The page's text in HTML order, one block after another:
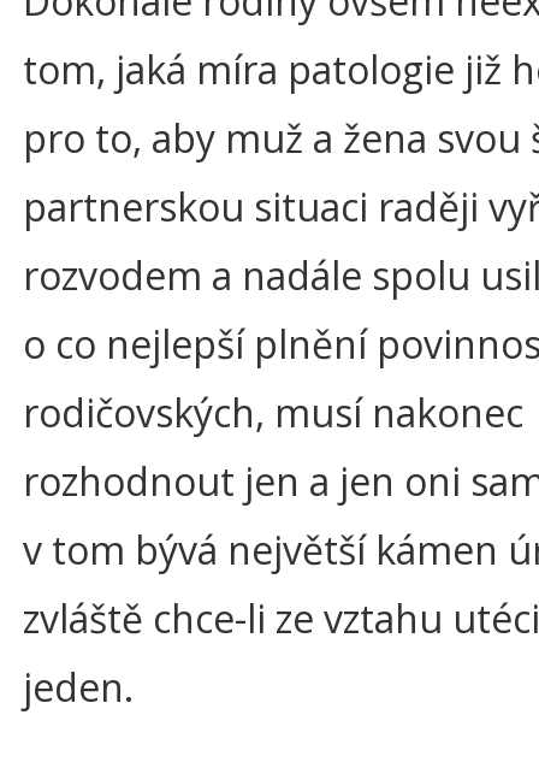
tom, jaká míra patologie již
pro to, aby muž a žena svou
partnerskou situaci raději
rozvodem a nadále spolu
o co nejlepší plnění
rodičovských, musí nakonec
rozhodnout jen a jen oni
v tom bývá největší kámen
zvláště chce-li ze vztahu
jeden.